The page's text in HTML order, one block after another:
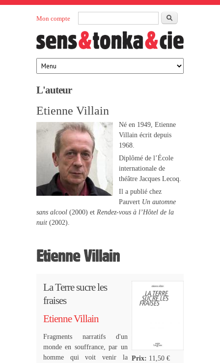
Rechercher
Mon compte
Sens et
Tonka
éditeurs
maison
d’édition
française
L'auteur
Etienne Villain
Né en 1949, Etienne
Villain écrit depuis
1968.
Diplômé de l’École
internationale de
théâtre Jacques Lecoq.
Il a publié chez
Pauvert Un automne
sans alcool (2000) et Rendez-vous à l’Hôtel de la
nuit (2002).
Etienne Villain
La Terre sucre les
fraises
Etienne Villain
Fragments narratifs d'un
monde en souffrance, par un
homme qui voit venir la Prix: 11,50 €